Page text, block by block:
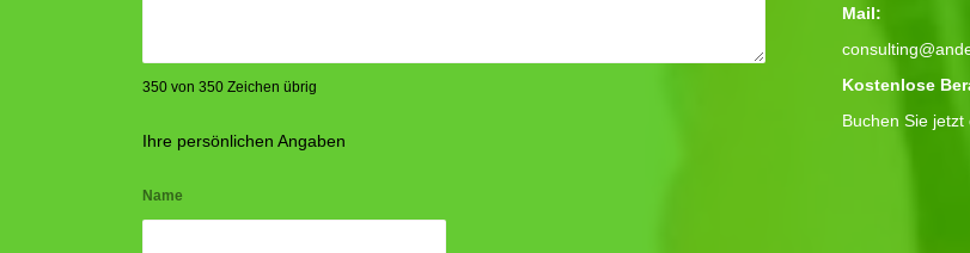
350 von 350 Zeichen übrig
Ihre persönlichen Angaben
Name
Mail:
Kostenlose
Buchen Sie